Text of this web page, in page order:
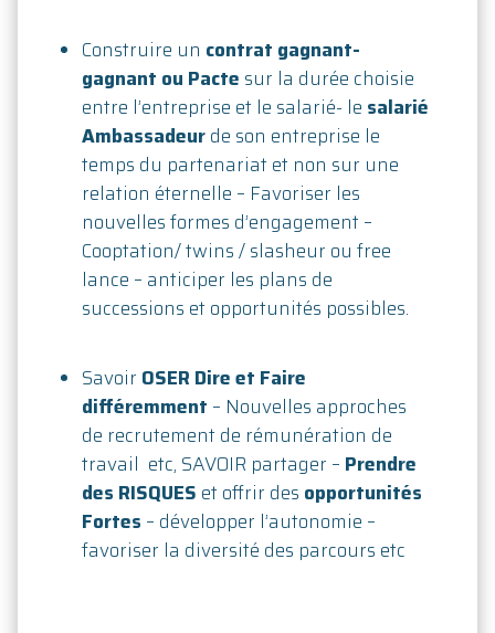
Construire un contrat gagnant-
gagnant ou Pacte sur la durée choisie
entre l’entreprise et le salarié- le salarié
Ambassadeurde son entreprise le
temps du partenariat et non sur une
relation éternelle – Favoriser les
nouvelles formes d’engagement –
Cooptation/ twins / slasheur ou free
lance – anticiper les plans de
successions et opportunités possibles.
Savoir OSER Dire et Faire
différemment – Nouvelles approches
de recrutement de rémunération de
travail etc, SAVOIR partager – Prendre
des RISQUES et offrir des opportunités
Fortes – développer l’autonomie –
favoriser la diversité des parcours etc